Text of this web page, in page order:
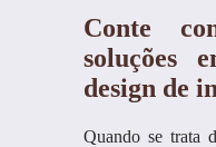
Conte
soluções
design de
Quando se trata